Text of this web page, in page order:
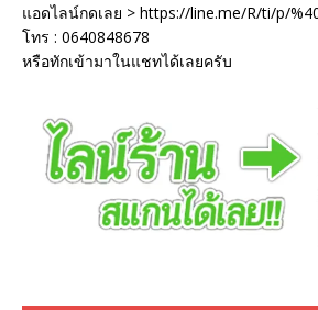
แอดไลน์กดเลย > https://line.me/R/ti/p/
โทร : 0640848678
หรือทักเข้ามาในแชทได้เลยครับ